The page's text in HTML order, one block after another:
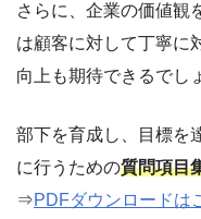
さらに、企業の価値観
は顧客に対して丁寧に
向上も期待できるでし
部下を育成し、目標を
に行うための質問項目
⇒PDFダウンロードは